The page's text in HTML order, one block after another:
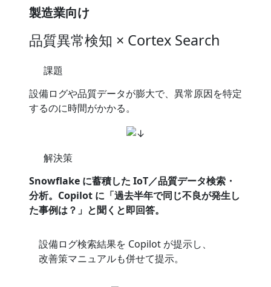
製造業向け
品質異常検知 × Cortex Search
課題
設備ログや品質データが膨大で、異常原因を特定
するのに時間がかかる。
解決策
Snowflake に蓄積した IoT／品質データ検索・
分析。Copilot に「過去半年で同じ不良が発生し
た事例は？」と聞くと即回答。
設備ログ検索結果を Copilot が提示し、
改善策マニュアルも併せて提示。